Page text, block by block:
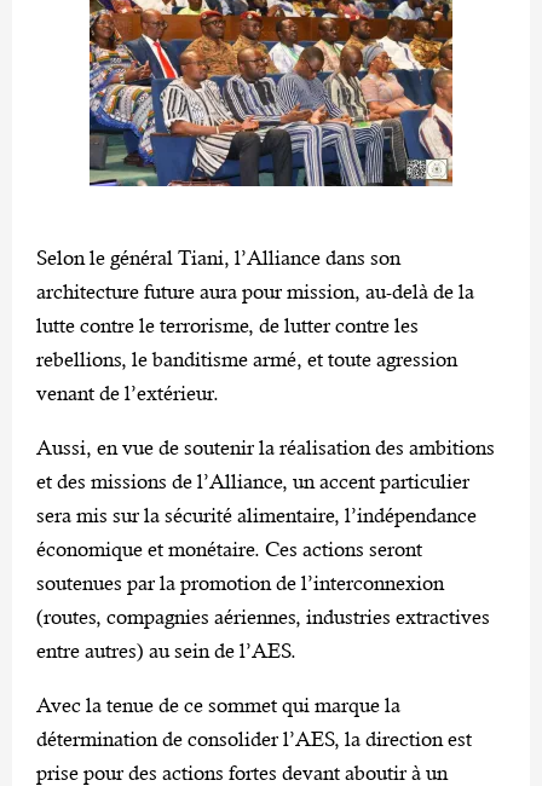
Selon le général Tiani, l’Alliance dans son
architecture future aura pour mission, au-delà de la
lutte contre le terrorisme, de lutter contre les
rebellions, le banditisme armé, et toute agression
venant de l’extérieur.
Aussi, en vue de soutenir la réalisation des ambitions
et des missions de l’Alliance, un accent particulier
sera mis sur la sécurité alimentaire, l’indépendance
économique et monétaire. Ces actions seront
soutenues par la promotion de l’interconnexion
(routes, compagnies aériennes, industries extractives
entre autres) au sein de l’AES.
Avec la tenue de ce sommet qui marque la
détermination de consolider l’AES, la direction est
prise pour des actions fortes devant aboutir à un